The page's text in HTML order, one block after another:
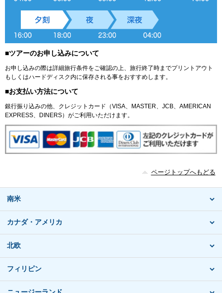
■ツアーのお申し込みについて
お申し込みの際は詳細旅行条件をご確認の上、旅行終了時までプリントアウト
もしくはハードディスク内に保存される事をおすすめします。
■お支払い方法について
銀行振り込みの他、クレジットカード（VISA、MASTER、JCB、AMERICAN
EXPRESS、DINERS）がご利用いただけます。
ページトップへもどる
南米
カナダ・アメリカ
北欧
フィリピン